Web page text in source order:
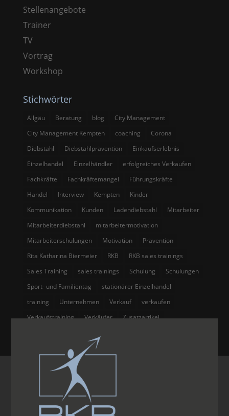
Stellenangebote
Trainer
TV
Vortrag
Workshop
Stichwörter
Allgäu Beratung blog
City Management
City Management Kempten
coaching
Corona
Diebstahl
Diebstahlprävention
Einkaufserlebnis
Einzelhandel
Einzelhändler
erfolgreiches Verkaufen
Fachkräfte
Fachkräftemangel
Führungskräfte
Handel
Interview Kempten
Kinder
Kommunikation
Kunden Ladendiebstahl
Mitarbeiter
Mitarbeiterdiebstahl
mitarbeitermotivation
Mitarbeiterschulungen
Motivation
Prävention
Rita Katharina Biermeier
RKB
RKB sales trainings
Sales Training
sales trainings Schulung
Schulungen
Sport- und Familientag
stationärer Einzelhandel
training
Unternehmen Verkauf
verkaufen
Verkaufstraining
Verkäufer Zusatzartikel